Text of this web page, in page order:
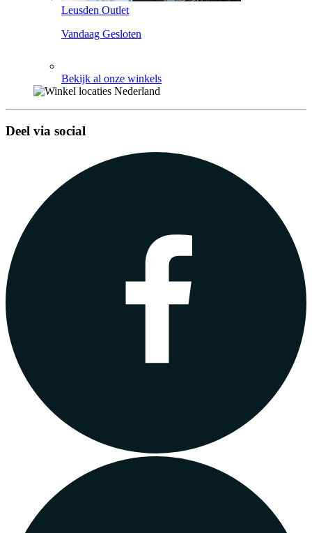
Leusden Outlet
Vandaag Gesloten
Bekijk al onze winkels
Deel via social